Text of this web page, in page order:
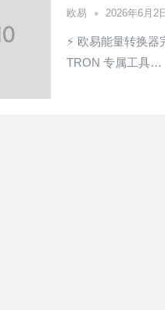
欧易 • 2026年6月2
⚡ 欧易能量转换
TRON 专属工具…